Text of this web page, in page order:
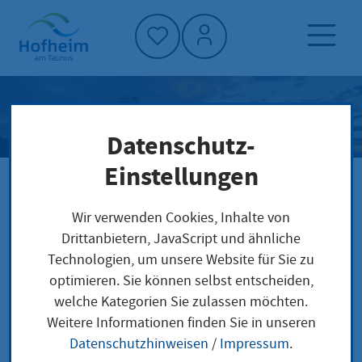
Startseite"
Umwelt und Klimaresilienz
Klimaschutz und Umwelt
Umwelt und Klimaresilienz
Aktuelles
Datenschutz-
Einstellungen
Wir verwenden Cookies, Inhalte von
Drittanbietern, JavaScript und ähnliche
Technologien, um unsere Website für Sie zu
optimieren. Sie können selbst entscheiden,
welche Kategorien Sie zulassen möchten.
Weitere Informationen finden Sie in unseren
Datenschutzhinweisen / Impressum.